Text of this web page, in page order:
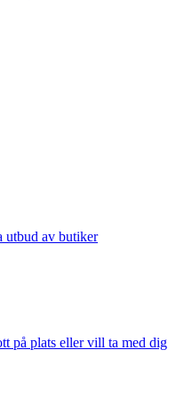
utbud av butiker
på plats eller vill ta med dig